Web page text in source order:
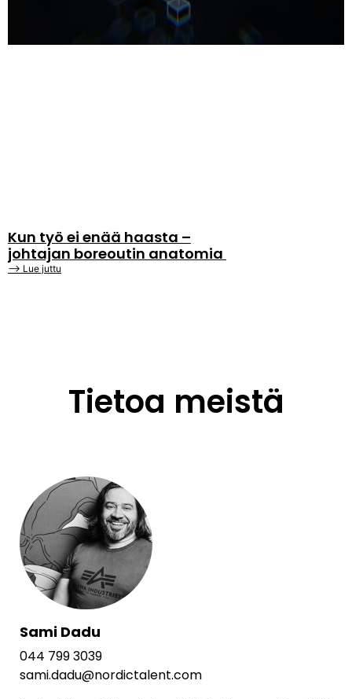
Kun työ ei enää haasta –
johtajan boreoutin anatomia
⟶ Lue juttu
Tietoa meistä
Sami Dadu
044 799 3039
sami.dadu@nordictalent.com